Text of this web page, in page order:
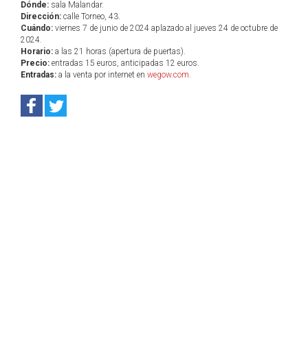
Dónde: sala Malandar.
Dirección: calle Torneo, 43.
Cuándo: viernes 7 de junio de 2024 aplazado al jueves 24 de octubre de
2024.
Horario: a las 21 horas (apertura de puertas).
Precio: entradas 15 euros, anticipadas 12 euros.
Entradas: a la venta por internet en wegow.com.